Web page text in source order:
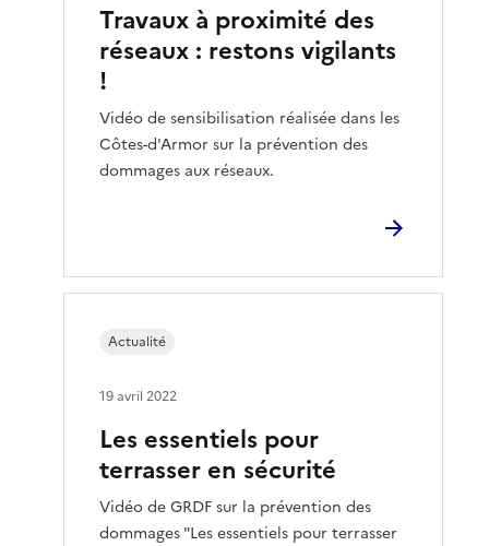
Travaux à proximité des
réseaux : restons vigilants
!
Vidéo de sensibilisation réalisée dans les
Côtes-d'Armor sur la prévention des
dommages aux réseaux.
Les essentiels pour
terrasser en sécurité
Vidéo de GRDF sur la prévention des
dommages "Les essentiels pour terrasser
Actualité
19 avril 2022